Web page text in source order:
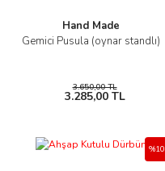
Hand Made
Gemici Pusula (oynar standlı)
3.650,00 TL
3.285,00 TL
%10